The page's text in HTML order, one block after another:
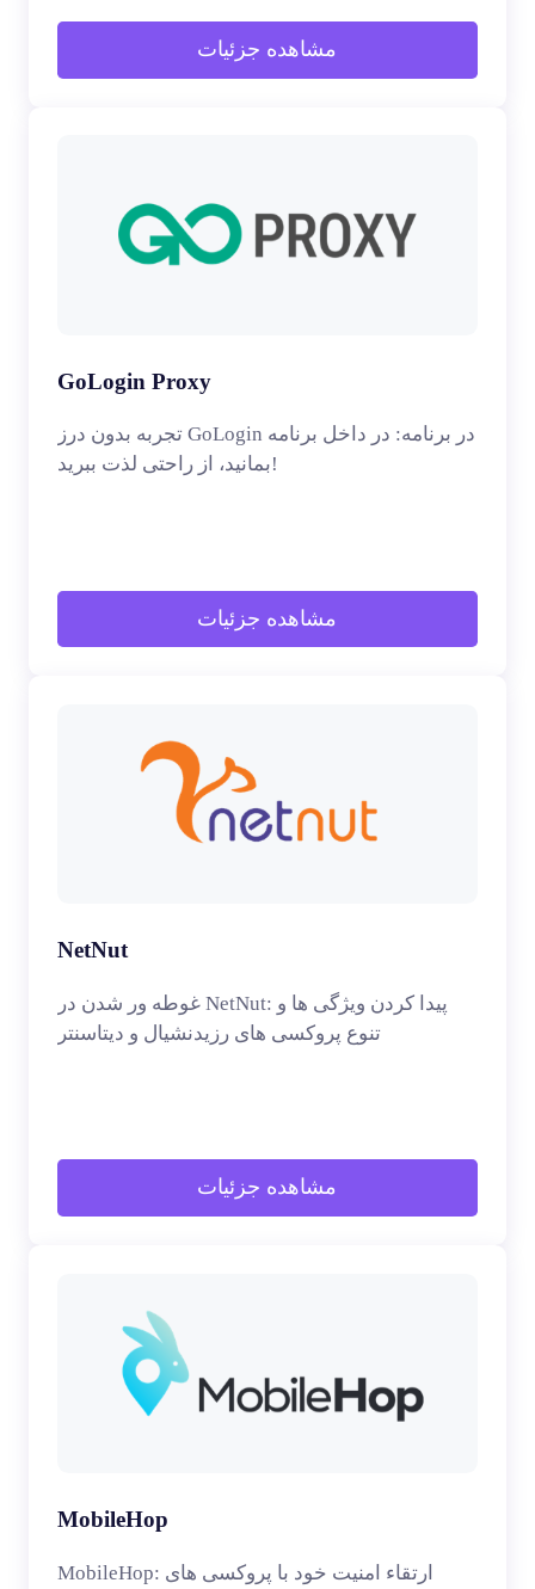
مشاهده جزئیات
GoLogin Proxy
تجربه بدون درز GoLogin در برنامه: در داخل برنامه
بمانید، از راحتی لذت ببرید!
مشاهده جزئیات
NetNut
غوطه ور شدن در NetNut: پیدا کردن ویژگی ها و
تنوع پروکسی های رزیدنشیال و دیتاسنتر
مشاهده جزئیات
MobileHop
MobileHop: ارتقاء امنیت خود با پروکسی های